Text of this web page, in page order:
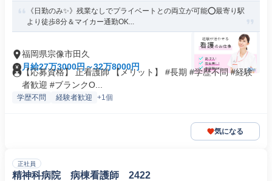
《日勤のみ✨》残業なしでプライベートとの両立が可能⭕最寄り駅
より徒歩8分＆マイカー通勤OK...
福岡県宗像市田久
月給27万3000円～32万8000円
【応募資格】 正看護師 【メリット】 #長期 #学歴不問 #経験
者歓迎 #ブランクO...
学歴不問 経験者歓迎 +1個
気になる
正社員
精神科病院 病棟看護師 2422